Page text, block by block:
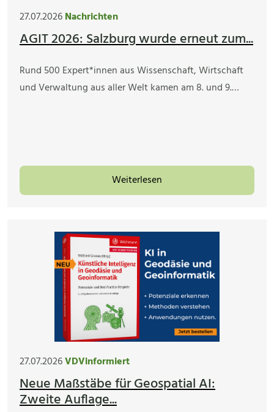
27.07.2026Nachrichten
AGIT 2026: Salzburg wurde erneut zum...
Rund 500 Expert*innen aus Wissenschaft, Wirtschaft
und Verwaltung aus aller Welt kamen am 8. und 9.…
Weiterlesen
27.07.2026VDVinformiert
Neue Maßstäbe für Geospatial AI:
Zweite Auflage...